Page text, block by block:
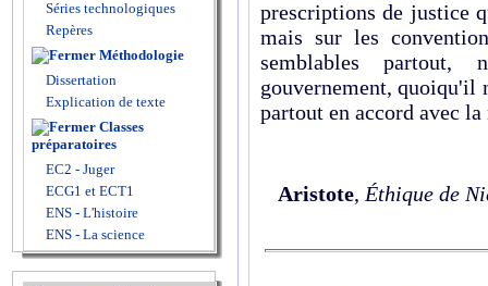
Séries technologiques
Repères
Méthodologie
Dissertation
Explication de texte
Classes
préparatoires
EC2 - Juger
ECG1 et ECT1
ENS - L'histoire
ENS - La science
prescriptions de justice
mais sur les
semblables
gouvernement, quoiqu'il
partout en accord avec
Aristote, Éthique de